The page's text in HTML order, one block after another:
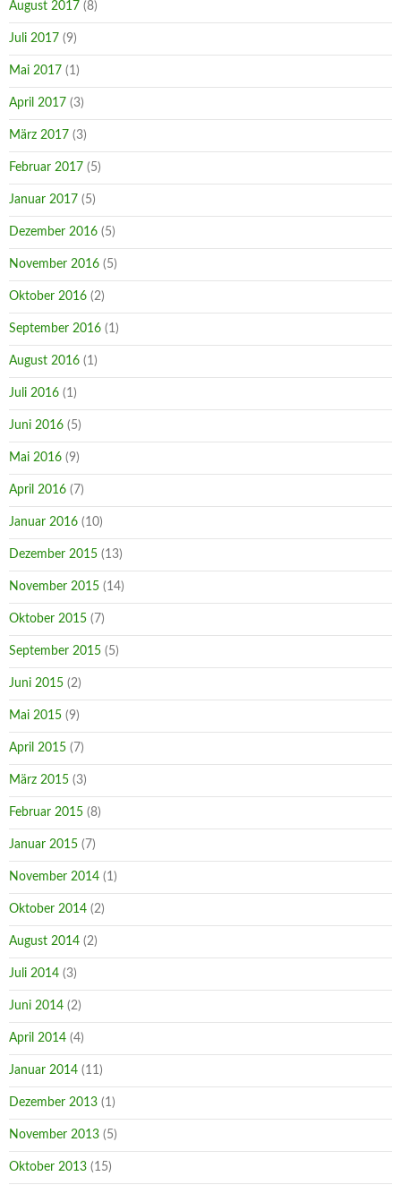
August 2017 (8)
Juli 2017 (9)
Mai 2017 (1)
April 2017 (3)
März 2017 (3)
Februar 2017 (5)
Januar 2017 (5)
Dezember 2016 (5)
November 2016 (5)
Oktober 2016 (2)
September 2016 (1)
August 2016 (1)
Juli 2016 (1)
Juni 2016 (5)
Mai 2016 (9)
April 2016 (7)
Januar 2016 (10)
Dezember 2015 (13)
November 2015 (14)
Oktober 2015 (7)
September 2015 (5)
Juni 2015 (2)
Mai 2015 (9)
April 2015 (7)
März 2015 (3)
Februar 2015 (8)
Januar 2015 (7)
November 2014 (1)
Oktober 2014 (2)
August 2014 (2)
Juli 2014 (3)
Juni 2014 (2)
April 2014 (4)
Januar 2014 (11)
Dezember 2013 (1)
November 2013 (5)
Oktober 2013 (15)